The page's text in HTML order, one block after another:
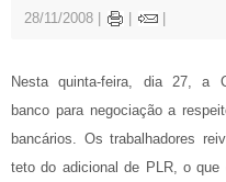
28/11/2008
Nesta quinta-feira, dia 27, a
banco para negociação a
bancários. Os trabalhadores
teto do adicional de PLR, o que